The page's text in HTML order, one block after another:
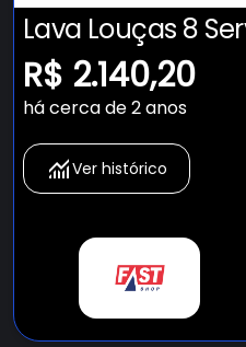
Lava Louças 8
Cinza - BLF08BS
R$ 2.140,20
há cerca de 2 anos
Ver histórico